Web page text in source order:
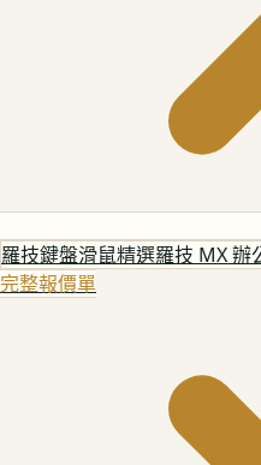
羅技鍵盤滑鼠精選羅技 MX 辦
完整報價單